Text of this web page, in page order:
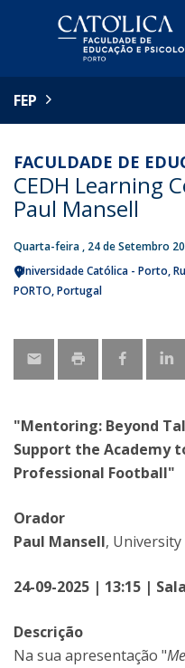
FEP
FACULDADE DE
CEDH Learning
Paul Mansell
Quarta-feira , 24 de Setembro
Universidade Católica - Porto
PORTO Portugal
"Mentoring: Beyond
Support the Academy
Professional Football"
Orador
Paul Mansell,
24-09-2025 | 13:15 |
Descrição
Na sua apresentação "